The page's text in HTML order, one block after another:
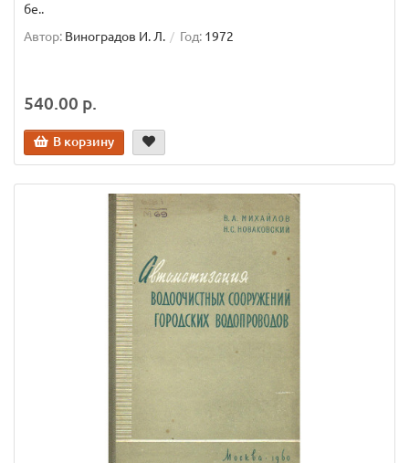
бе..
Автор: Виноградов И. Л. Год: 1972
540.00 р.
В корзину